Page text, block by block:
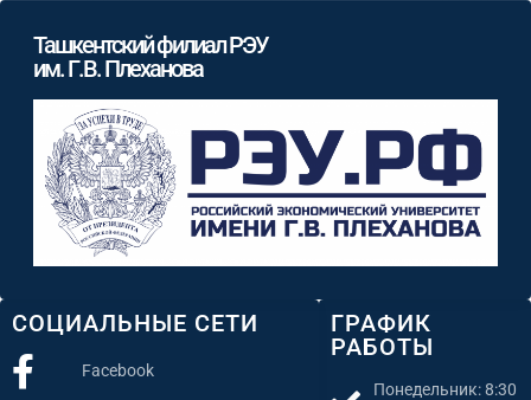
ГРАФИК
РАБОТЫ
Понедельник: 8:30
СОЦИАЛЬНЫЕ СЕТИ
Facebook
Ташкентский филиал РЭУ
им. Г.В. Плеханова